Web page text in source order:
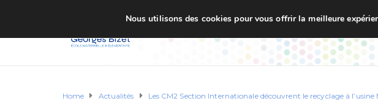
Home Actualités Les CM2 Section Internationale découvrent le recyclage à l’usine
Nous utilisons des cookies pour vous offrir la meilleure